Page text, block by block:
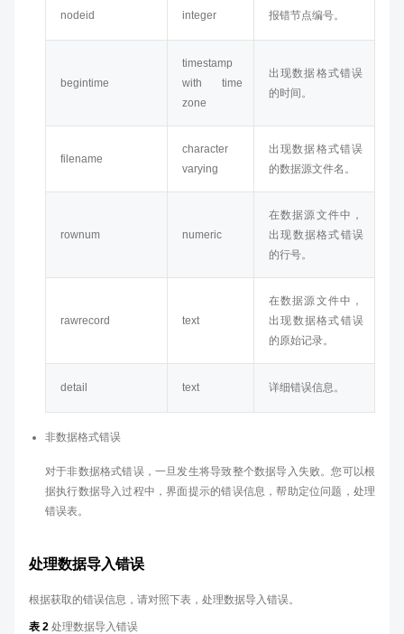
nodeid integer 报错节点编号。
begintime
timestamp
with time
zone
出现数据格式错误
的时间。
filename
character
varying
出现数据格式错误
的数据源文件名。
rownum numeric
在数据源文件中，
出现数据格式错误
的行号。
rawrecord text
在数据源文件中，
出现数据格式错误
的原始记录。
detail text 详细错误信息。
非数据格式错误
对于非数据格式错误，一旦发生将导致整个数据导入失败。您可以根
据执行数据导入过程中，界面提示的错误信息，帮助定位问题，处理
错误表。
处理数据导入错误
根据获取的错误信息，请对照下表，处理数据导入错误。
表 2 处理数据导入错误